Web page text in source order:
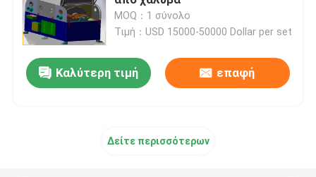
Μηχανή γυαλισμού τερματικών πιάτων
CNC γυαλίζοντας μηχανή
MOQ：1 σύνολο
Τιμή：USD 15000-50000 Dollar per set
Καλύτερη τιμή επαφή
Δείτε περισσότερων